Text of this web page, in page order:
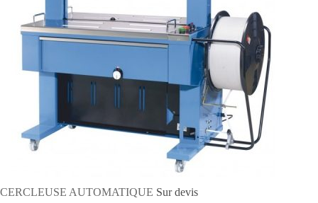
CERCLEUSE AUTOMATIQUE Sur devis